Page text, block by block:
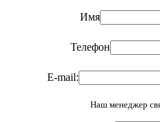
Имя
Телефон
E-mail:
Наш менеджер